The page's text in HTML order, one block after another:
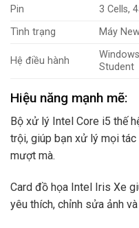
Pin
3 Cells,
Tình trạng
Máy
Hệ điều hành
Student
Hiệu năng mạnh mẽ:
Bộ xử lý Intel Core i5 thế
trội, giúp bạn xử lý mọi tác
mượt mà.
Card đồ họa Intel Iris Xe
yêu thích, chỉnh sửa ảnh